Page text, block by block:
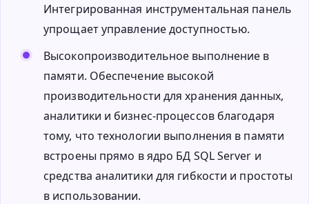
Интегрированная инструментальная панель
упрощает управление доступностью.
Высокопроизводительное выполнение в
памяти. Обеспечение высокой
производительности для хранения данных,
аналитики и бизнес-процессов благодаря
тому, что технологии выполнения в памяти
встроены прямо в ядро БД SQL Server и
средства аналитики для гибкости и простоты
в использовании.